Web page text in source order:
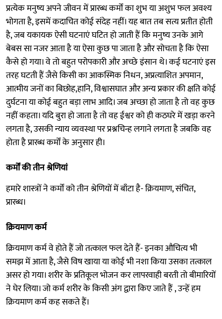
प्रत्येक मनुष्य अपने जीवन में प्रारब्ध कर्मों का शुभ या अशुभ फल अवश्य
भोगता है, इसमें कदाचित कोई संदेह नहीं। यह बात तब सत्य प्रतीत होती
है, जब यकायक ऐसी घटनाएं घटित हो जाती हैं कि मनुष्य उनके आगे
बेबस सा नजर आता है या ऐसा कुछ पा जाता है और सोचता है कि ऐसा
कैसे हो गया। वे तो बहुत परोपकारी और अच्छे इंसान थे। कई घटनाएं इस
तरह घटती हैं जैसे किसी का आकस्मिक निधन, अप्रत्याशित अपमान,
आत्मीय जनों का बिछोह,हानि, विश्वासघात और अन्य प्रकार की क्षति कोई
दुर्घटना या कोई बहुत बड़ा लाभ आदि। जब अच्छा हो जाता है तो वह कुछ
नहीं कहता। यदि बुरा हो जाता है तो वह ईश्वर को ही कठघरे में खड़ा करने
लगता है, उसकी न्याय व्यवस्था पर प्रश्नचिन्ह लगाने लगता है जबकि वह
होता है प्रारब्ध कर्मों के अनुसार ही।
कर्मों की तीन श्रेणियां
हमारे शास्त्रों ने कर्मों को तीन श्रेणियों में बाँटा है- क्रियमाण, संचित,
प्रारब्ध।
क्रियमाण कर्म
क्रियमाण कर्म वे होते हैं जो तत्काल फल देते हैं- इनका औचित्य भी
समझ में आता है, जैसे विष खाया या कोई भी नशा किया उसका तत्काल
असर हो गया। शरीर के प्रतिकूल भोजन कर लापरवाही बरती तो बीमारियों
ने घेर लिया। जो कर्म शरीर के किसी अंग द्वारा किए जाते हैं , उन्हें हम
क्रियमाण कर्म कह सकते हैं।